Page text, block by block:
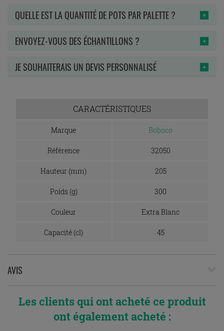
QUELLE EST LA QUANTITÉ DE POTS PAR PALETTE ?
ENVOYEZ-VOUS DES ÉCHANTILLONS ?
JE SOUHAITERAIS UN DEVIS PERSONNALISÉ
CARACTÉRISTIQUES
Marque Boboco
Référence 32050
Hauteur (mm) 205
Poids (g) 300
Couleur Extra Blanc
Capacité (cl) 45
AVIS
Les clients qui ont acheté ce produit
ont également acheté :